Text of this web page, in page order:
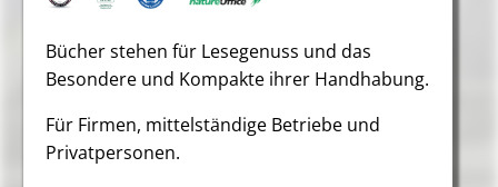
Bücher stehen für Lesegenuss und das
Besondere und Kompakte ihrer Handhabung.
Für Firmen, mittelständige Betriebe und
Privatpersonen.